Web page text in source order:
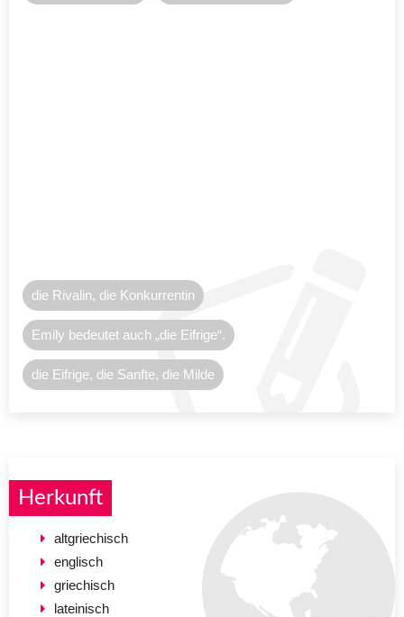
die Rivalin, die Konkurrentin
Emily bedeutet auch „die Eifrige“.
die Eifrige, die Sanfte, die Milde
Herkunft
altgriechisch
englisch
griechisch
lateinisch